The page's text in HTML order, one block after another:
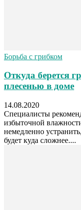
Борьба с грибком
Откуда берется
плесенью в доме
14.08.2020
Специалисты
избыточной
немедленно
будет куда сложнее....